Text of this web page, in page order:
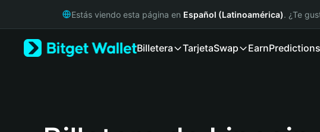
Русский
Estás viendo esta página en Español (Latinoamérica). ¿Te
Billetera TarjetaSwap EarnPredictions